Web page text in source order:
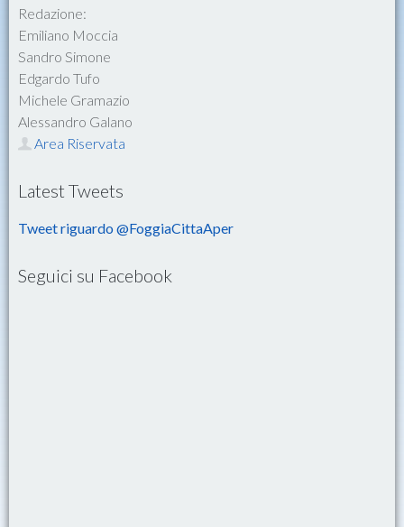
Redazione:
Emiliano Moccia
Sandro Simone
Edgardo Tufo
Michele Gramazio
Alessandro Galano
Area Riservata
Latest Tweets
Tweet riguardo @FoggiaCittaAper
Seguici su Facebook